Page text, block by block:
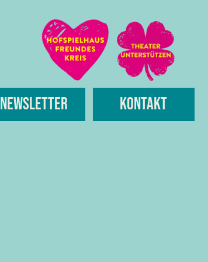
Newsletter Kontakt